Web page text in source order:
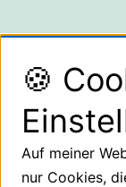
Suchen
🍪
Auf meiner
nur Cookies,